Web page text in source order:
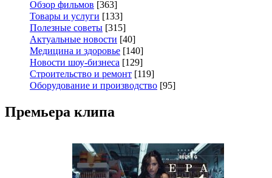
Обзор фильмов [363]
Товары и услуги [133]
Полезные советы [315]
Актуальные новости [40]
Медицина и здоровье [140]
Новости шоу-бизнеса [129]
Строительство и ремонт [119]
Оборудование и производство [95]
Премьера клипа